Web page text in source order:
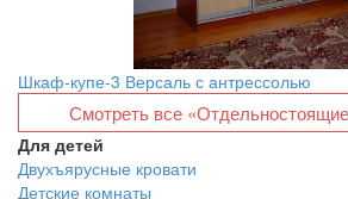
Шкаф-купе-3 Версаль с антрессолью
Смотреть все
Для детей
Двухъярусные кровати
Детские комнаты